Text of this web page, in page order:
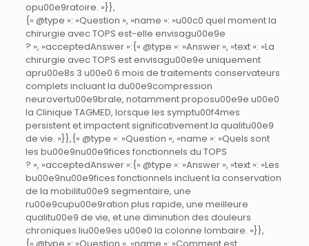
opu00e9ratoire. »}},
{« @type »: »Question », »name »: »u00c0 quel moment la
chirurgie avec TOPS est-elle envisagu00e9e
? », »acceptedAnswer »:{« @type »: »Answer », »text »: »La
chirurgie avec TOPS est envisagu00e9e uniquement
apru00e8s 3 u00e0 6 mois de traitements conservateurs
complets incluant la du00e9compression
neurovertu00e9brale, notamment proposu00e9e u00e0
la Clinique TAGMED, lorsque les symptu00f4mes
persistent et impactent significativement la qualitu00e9
de vie. »}},{« @type »: »Question », »name »: »Quels sont
les bu00e9nu00e9fices fonctionnels du TOPS
? », »acceptedAnswer »:{« @type »: »Answer », »text »: »Les
bu00e9nu00e9fices fonctionnels incluent la conservation
de la mobilitu00e9 segmentaire, une
ru00e9cupu00e9ration plus rapide, une meilleure
qualitu00e9 de vie, et une diminution des douleurs
chroniques liu00e9es u00e0 la colonne lombaire. »}},
{« @type »: »Question », »name »: »Comment est